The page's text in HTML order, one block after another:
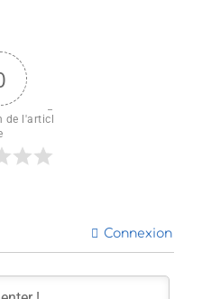
de l'articl
Connexion